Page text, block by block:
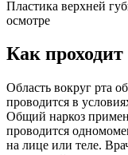
Пластика верхней
осмотре
Как проходит
Область вокруг рта
проводится в
Общий наркоз
проводится
на лице или теле.